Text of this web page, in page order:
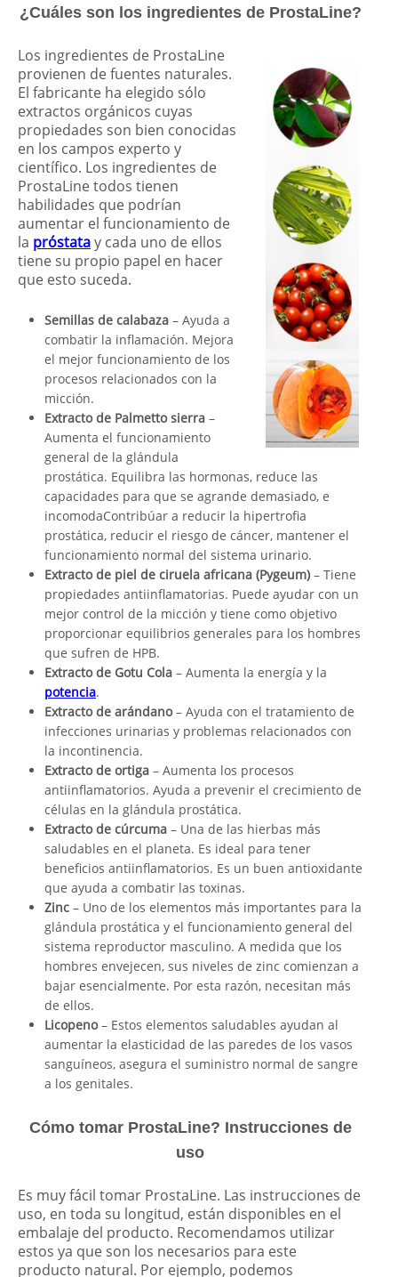
¿Cuáles son los ingredientes de ProstaLine?
Los ingredientes de ProstaLine
provienen de fuentes naturales.
El fabricante ha elegido sólo
extractos orgánicos cuyas
propiedades son bien conocidas
en los campos experto y
científico. Los ingredientes de
ProstaLine todos tienen
habilidades que podrían
aumentar el funcionamiento de
la próstatay cada uno de ellos
tiene su propio papel en hacer
que esto suceda.
Semillas de calabaza – Ayuda a
combatir la inflamación. Mejora
el mejor funcionamiento de los
procesos relacionados con la
micción.
Extracto de Palmetto sierra –
Aumenta el funcionamiento
general de la glándula
prostática. Equilibra las hormonas, reduce las
capacidades para que se agrande demasiado, e
incomodaContribúar a reducir la hipertrofia
prostática, reducir el riesgo de cáncer, mantener el
funcionamiento normal del sistema urinario.
Extracto de piel de ciruela africana (Pygeum) – Tiene
propiedades antiinflamatorias. Puede ayudar con un
mejor control de la micción y tiene como objetivo
proporcionar equilibrios generales para los hombres
que sufren de HPB.
Extracto de Gotu Cola – Aumenta la energía y la
potencia.
Extracto de arándano– Ayuda con el tratamiento de
infecciones urinarias y problemas relacionados con
la incontinencia.
Extracto de ortiga – Aumenta los procesos
antiinflamatorios. Ayuda a prevenir el crecimiento de
células en la glándula prostática.
Extracto de cúrcuma – Una de las hierbas más
saludables en el planeta. Es ideal para tener
beneficios antiinflamatorios. Es un buen antioxidante
que ayuda a combatir las toxinas.
Zinc – Uno de los elementos más importantes para la
glándula prostática y el funcionamiento general del
sistema reproductor masculino. A medida que los
hombres envejecen, sus niveles de zinc comienzan a
bajar esencialmente. Por esta razón, necesitan más
de ellos.
Licopeno– Estos elementos saludables ayudan al
aumentar la elasticidad de las paredes de los vasos
sanguíneos, asegura el suministro normal de sangre
a los genitales.
Cómo tomar ProstaLine? Instrucciones de
uso
Es muy fácil tomar ProstaLine. Las instrucciones de
uso, en toda su longitud, están disponibles en el
embalaje del producto. Recomendamos utilizar
estos ya que son los necesarios para este
producto natural. Por ejemplo, podemos